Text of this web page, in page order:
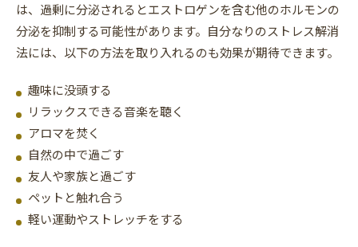
は、過剰に分泌されるとエストロゲンを含む他のホルモンの
分泌を抑制する可能性があります。自分なりのストレス解消
法には、以下の方法を取り入れるのも効果が期待できます。
趣味に没頭する
リラックスできる音楽を聴く
アロマを焚く
自然の中で過ごす
友人や家族と過ごす
ペットと触れ合う
軽い運動やストレッチをする